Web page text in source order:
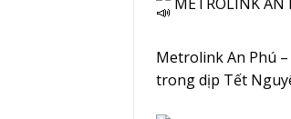
Metrolink An Phú
trong dịp Tết